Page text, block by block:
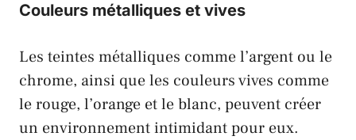
Couleurs métalliques et vives
Les teintes métalliques comme l’argent ou le
chrome, ainsi que les couleurs vives comme
le rouge, l’orange et le blanc, peuvent créer
un environnement intimidant pour eux.